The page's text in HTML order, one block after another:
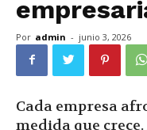
Por admin - junio 3, 2026
Cada empresa
medida que